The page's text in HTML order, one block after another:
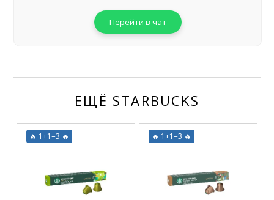
Перейти в чат
ЕЩЁ STARBUCKS
🔥 1+1=3 🔥 🔥 1+1=3 🔥